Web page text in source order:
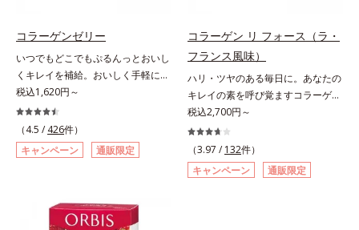
コラーゲンゼリー
いつでもどこでもぷるんっとおいし
くキレイを補給。おいしく手軽にキ
レイをチャージ！ おやつ感覚でハ
リと弾力のある毎日に欠かせない人
気のコラーゲンを補給できる、ステ
ィック型ゼリーです。吸収が早い、
分子の小さなコラーゲンが1袋にた
言われるヒアルロン酸に、ビタミン
B6も加えました。コラーゲン特有
税込1,620円～
（4.5 / 426件）
キャンペーン
通販限定
コラーゲン リ フォース（ラ・
フランス風味）
ハリ・ツヤのある毎日に。あなたの
キレイの素を呼び覚ますコラーゲン
ドリンク。体内のコラーゲンに着目
したコラーゲンドリンクです。秘密
はレモンバームエキス。コラーゲン
と相性のいい美容素材を配合するこ
とで、あなたに眠るキレイの因子を
税込2,700円～
（3.97 / 132件）
キャンペーン
通販限定